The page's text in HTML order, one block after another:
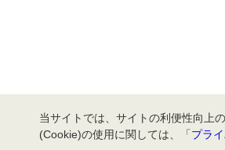
当サイトでは、サイトの利便性向上
(Cookie)の使用に関しては、「プラ